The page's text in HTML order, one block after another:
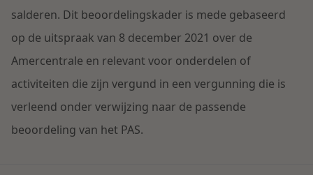
Herstructurering & Insolventie
Energie
Zorg & Sociaal domein
Lees meer
Dichtbij de kansen en uitdagingen in de
Internationale partners
Nieuws
Contact
salderen. Dit beoordelingskader is mede gebaseerd
op de uitspraak van 8 december 2021 over de
Amercentrale en relevant voor onderdelen of
activiteiten die zijn vergund in een vergunning die is
verleend onder verwijzing naar de passende
beoordeling van het PAS.